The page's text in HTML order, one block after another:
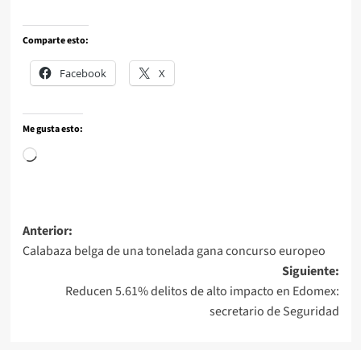
Comparte esto:
Facebook X
Me gusta esto:
Anterior:
Calabaza belga de una tonelada gana concurso europeo
Siguiente:
Reducen 5.61% delitos de alto impacto en Edomex:
secretario de Seguridad